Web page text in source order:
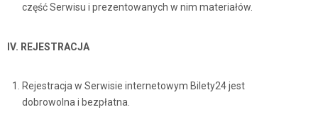
część Serwisu i prezentowanych w nim materiałów.
IV. REJESTRACJA
Rejestracja w Serwisie internetowym Bilety24 jest
dobrowolna i bezpłatna.